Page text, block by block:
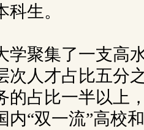
科生。
学聚集了一支高
次人才占比五分
的占比一半以上
内“双一流”高校